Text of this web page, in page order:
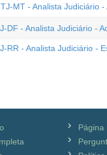
MT - Analista Judiciário
DF - Analista Judiciário -
RR - Analista Judiciário -
Página